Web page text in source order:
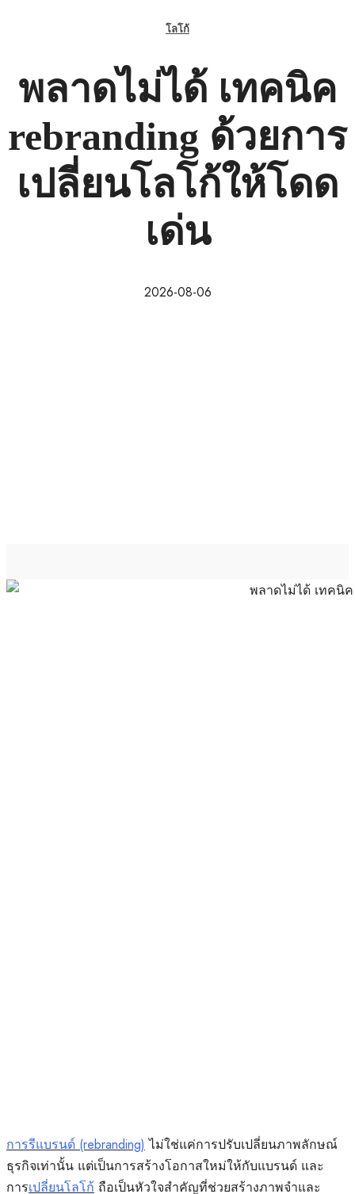
โลโก้
พลาดไม่ได้ เทคนิค
rebranding ด้วยการ
เปลี่ยนโลโก้ให้โดด
เด่น
2026-08-06
การรีแบรนด์ (rebranding) ไม่ใช่แค่การปรับเปลี่ยนภาพลักษณ์
ธุรกิจเท่านั้น แต่เป็นการสร้างโอกาสใหม่ให้กับแบรนด์ และ
การเปลี่ยนโลโก้ ถือเป็นหัวใจสำคัญที่ช่วยสร้างภาพจำและ